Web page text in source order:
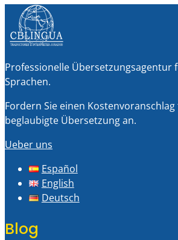
Professionelle Übersetzungsagentur
Sprachen.
Fordern Sie einen
beglaubigte Übersetzung an.
Ueber uns
Español
English
Deutsch
Blog